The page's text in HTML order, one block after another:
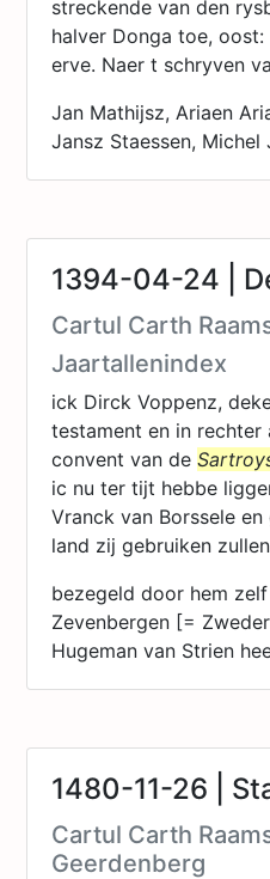
streckende van den
halver Donga toe,
erve. Naer t schryven
Jan Mathijsz, Ariaen
Jansz Staessen,
1394-04-24 |
Cartul Carth
Jaartallenindex
ick Dirck Voppenz,
testament en in rechter
convent van de
ic nu ter tijt hebbe
Vranck van Borssele
land zij gebruiken
bezegeld door hem
Zevenbergen [=
Hugeman van Strien
1480-11-26 |
Cartul Carth
Geerdenberg